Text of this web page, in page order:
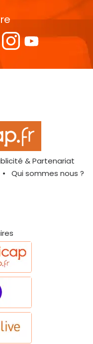
& Partenariat
Qui sommes nous ?